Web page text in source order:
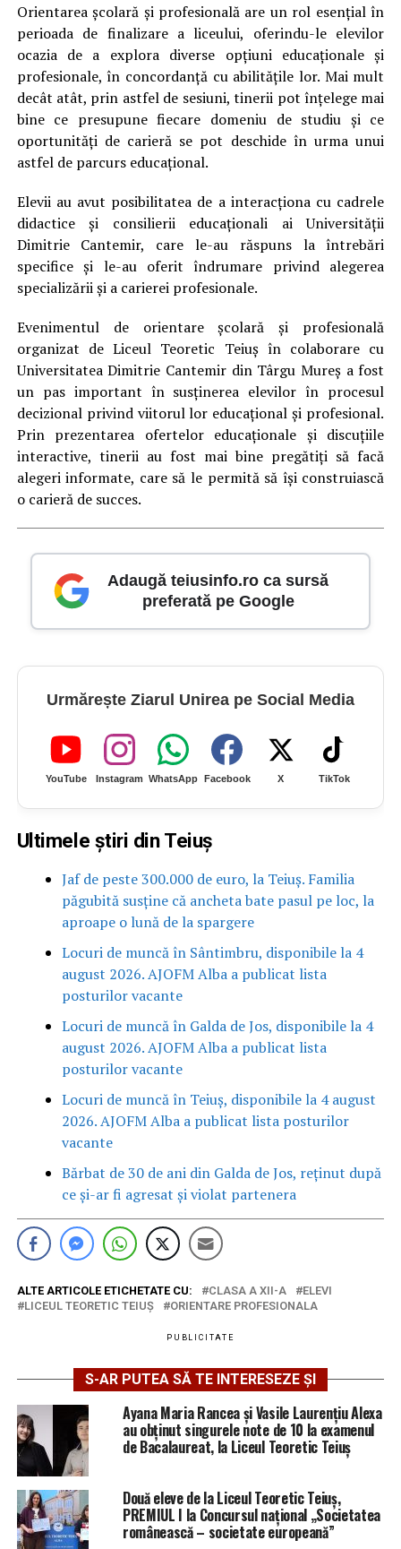
Orientarea școlară și profesională are un rol esențial în
perioada de finalizare a liceului, oferindu-le elevilor
ocazia de a explora diverse opțiuni educaționale și
profesionale, în concordanță cu abilitățile lor. Mai mult
decât atât, prin astfel de sesiuni, tinerii pot înțelege mai
bine ce presupune fiecare domeniu de studiu și ce
oportunități de carieră se pot deschide în urma unui
astfel de parcurs educațional.
Elevii au avut posibilitatea de a interacționa cu cadrele
didactice și consilierii educaționali ai Universității
Dimitrie Cantemir, care le-au răspuns la întrebări
specifice și le-au oferit îndrumare privind alegerea
specializării și a carierei profesionale.
Evenimentul de orientare școlară și profesională
organizat de Liceul Teoretic Teiuș în colaborare cu
Universitatea Dimitrie Cantemir din Târgu Mureș a fost
un pas important în susținerea elevilor în procesul
decizional privind viitorul lor educațional și profesional.
Prin prezentarea ofertelor educaționale și discuțiile
interactive, tinerii au fost mai bine pregătiți să facă
alegeri informate, care să le permită să își construiască
o carieră de succes.
Adaugă teiusinfo.ro ca sursă
preferată pe Google
Urmărește Ziarul Unirea pe Social Media
YouTube Instagram WhatsApp Facebook X TikTok
Ultimele știri din Teiuș
Jaf de peste 300.000 de euro, la Teiuș. Familia
păgubită susține că ancheta bate pasul pe loc, la
aproape o lună de la spargere
Locuri de muncă în Sântimbru, disponibile la 4
august 2026. AJOFM Alba a publicat lista
posturilor vacante
Locuri de muncă în Galda de Jos, disponibile la 4
august 2026. AJOFM Alba a publicat lista
posturilor vacante
Locuri de muncă în Teiuș, disponibile la 4 august
2026. AJOFM Alba a publicat lista posturilor
vacante
Bărbat de 30 de ani din Galda de Jos, reținut după
ce și-ar fi agresat și violat partenera
ALTE ARTICOLE ETICHETATE CU: CLASA A XII-A
ELEVI
LICEUL TEORETIC TEIUŞ
ORIENTARE PROFESIONALA
PUBLICITATE
S-AR PUTEA SĂ TE INTERESEZE ȘI
Ayana Maria Rancea și Vasile Laurențiu Alexa
au obținut singurele note de 10 la examenul
de Bacalaureat, la Liceul Teoretic Teiuș
Două eleve de la Liceul Teoretic Teiuș,
PREMIUL I la Concursul național „Societatea
românească – societate europeană”